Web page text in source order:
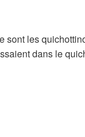
sont les
dans le